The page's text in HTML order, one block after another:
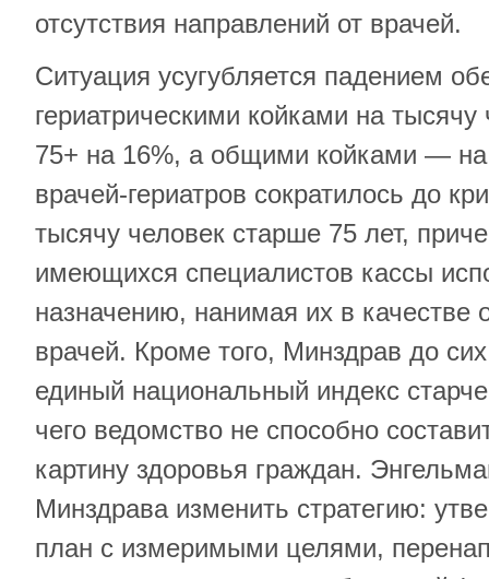
отсутствия направлений от врачей.
Ситуация усугубляется падением
гериатрическими койками на тысячу
75+ на 16%, а общими койками — на
врачей-гериатров сократилось до
тысячу человек старше 75 лет,
имеющихся специалистов кассы
назначению, нанимая их в
врачей. Кроме того, Минздрав до
единый национальный индекс
чего ведомство не способно
картину здоровья граждан.
Минздрава изменить стратегию:
план с измеримыми целями,